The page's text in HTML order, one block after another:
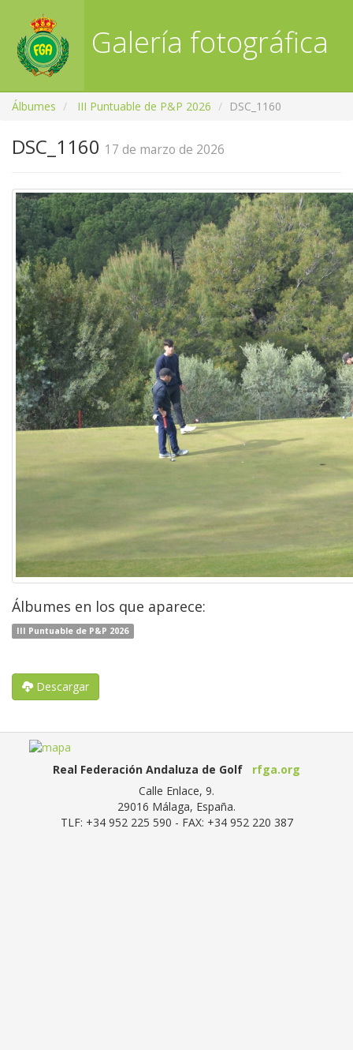
Galería fotográfica
RFGA
Álbumes III Puntuable de P&P 2026 DSC_1160
DSC_1160 17 de marzo de 2026
Álbumes en los que aparece:
III Puntuable de P&P 2026
Descargar
Real Federación Andaluza de Golf
rfga.org
Calle Enlace, 9.
29016 Málaga, España.
TLF: +34 952 225 590 - FAX: +34 952 220 387